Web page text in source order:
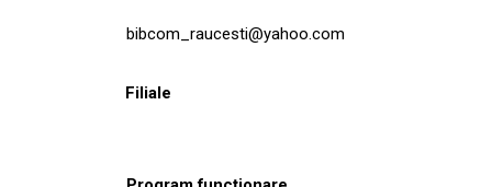
bibcom_raucesti@yahoo.com
Filiale